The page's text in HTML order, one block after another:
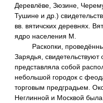
Деревлёве, Зюзине,
Тушине и др.)
вв. вятичских деревнях.
ядро населения М.
Раскопки,
Зарядья, свидетельствуют
представляла собой
небольшой городок с
торговым предградьем.
Неглинной и Москвой